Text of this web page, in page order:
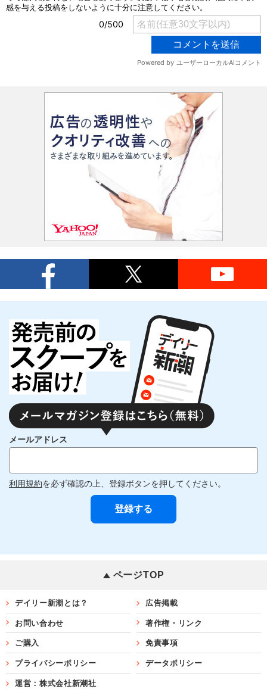
メールアドレス
利用規約を必ず確認の上、登録ボタンを押してください。
ページTOP
デイリー新潮とは？ 広告掲載
お問い合わせ 著作権・リンク
ご購入 免責事項
プライバシーポリシー データポリシー
運営：株式会社新潮社